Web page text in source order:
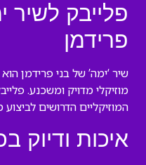
פלייבק לשיר
פרידמן
שיר ‘ימה’ של בני פרידמן
מוזיקלי מדויק ומשכנע.
המוזיקליים הדרושים
איכות ודיוק